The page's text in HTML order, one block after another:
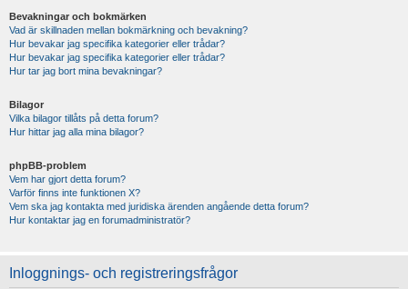
Bevakningar och bokmärken
Vad är skillnaden mellan bokmärkning och bevakning?
Hur bevakar jag specifika kategorier eller trådar?
Hur bevakar jag specifika kategorier eller trådar?
Hur tar jag bort mina bevakningar?
Bilagor
Vilka bilagor tillåts på detta forum?
Hur hittar jag alla mina bilagor?
phpBB-problem
Vem har gjort detta forum?
Varför finns inte funktionen X?
Vem ska jag kontakta med juridiska ärenden angående detta forum?
Hur kontaktar jag en forumadministratör?
Inloggnings- och registreringsfrågor